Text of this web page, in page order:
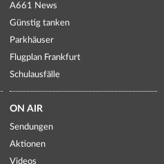
A661 News
Günstig tanken
Parkhäuser
Flugplan Frankfurt
Schulausfälle
ON AIR
Sendungen
Aktionen
Videos